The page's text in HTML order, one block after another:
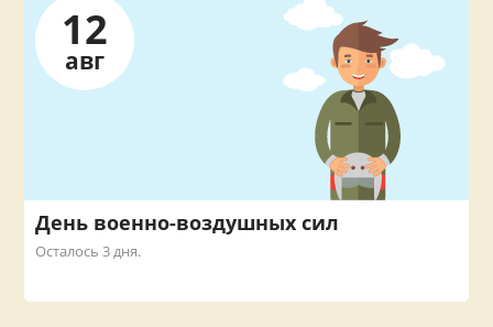
12
авг
День военно-воздушных сил
Осталось 3 дня.